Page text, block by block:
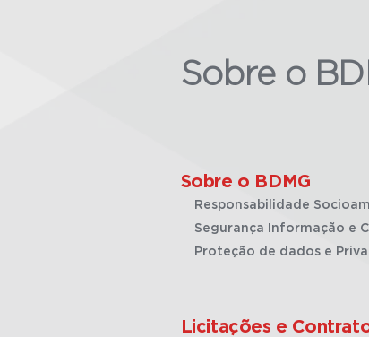
Sobre o
Sobre o BDMG
Responsabilidade
Segurança Informação e
Proteção de dados e
Licitações e